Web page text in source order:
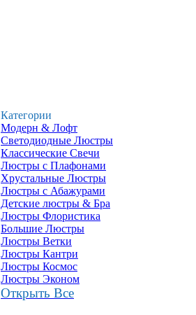
Категории
Модерн & Лофт
Светодиодные Люстры
Классические Свечи
Люстры с Плафонами
Хрустальные Люстры
Люстры с Абажурами
Детские люстры & Бра
Люстры Флористика
Большие Люстры
Люстры Ветки
Люстры Кантри
Люстры Космос
Люстры Эконом
Открыть Все